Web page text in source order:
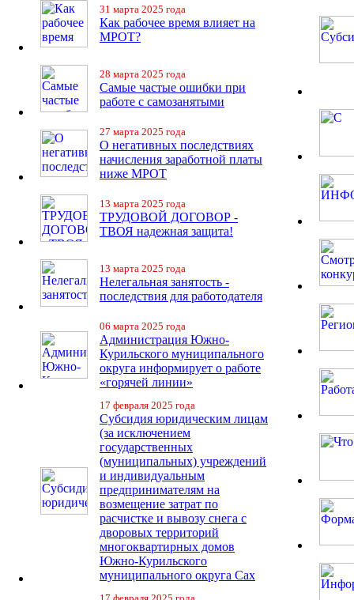
31 марта 2025 года
Как рабочее время влияет на
МРОТ?
28 марта 2025 года
Самые частые ошибки при
работе с самозанятыми
27 марта 2025 года
О негативных последствиях
начисления заработной платы
ниже МРОТ
13 марта 2025 года
ТРУДОВОЙ ДОГОВОР -
ТВОЯ надежная защита!
13 марта 2025 года
Нелегальная занятость -
последствия для работодателя
06 марта 2025 года
Администрация Южно-
Курильского муниципального
округа информирует о работе
«горячей линии»
17 февраля 2025 года
Субсидия юридическим лицам
(за исключением
государственных
(муниципальных) учреждений
и индивидуальным
предпринимателям на
возмещение затрат по
расчистке и вывозу снега с
дворовых территорий
многоквартирных домов
Южно-Курильского
муниципального округа Сах